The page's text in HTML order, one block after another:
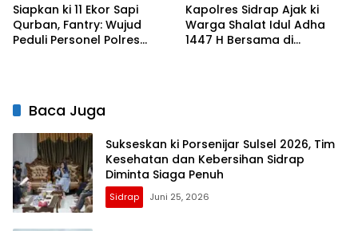
Siapkan ki 11 Ekor Sapi
Qurban, Fantry: Wujud
Peduli Personel Polres
Kapolres Sidrap Ajak ki
Warga Shalat Idul Adha
1447 H Bersama di
Baca Juga
Sukseskan ki Porsenijar Sulsel 2026, Tim
Kesehatan dan Kebersihan Sidrap
Diminta Siaga Penuh
Sidrap Juni 25, 2026